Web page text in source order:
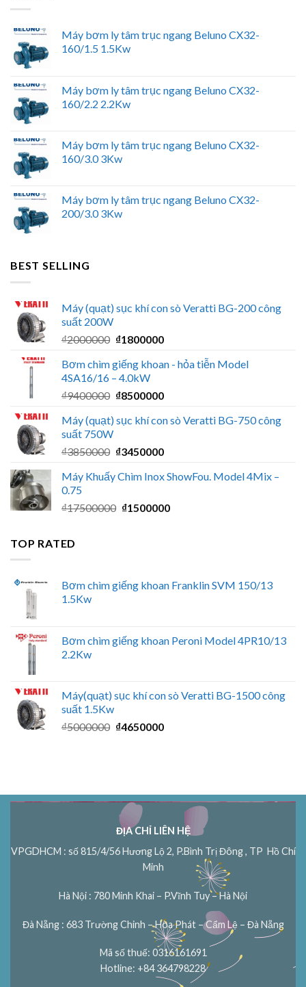
Máy bơm ly tâm trục ngang Beluno CX32-
160/1.5 1.5Kw
Máy bơm ly tâm trục ngang Beluno CX32-
160/2.2 2.2Kw
Máy bơm ly tâm trục ngang Beluno CX32-
160/3.0 3Kw
Máy bơm ly tâm trục ngang Beluno CX32-
200/3.0 3Kw
BEST SELLING
Máy (quạt) sục khí con sò Veratti BG-200 công
suất 200W
₫2000000 Giá
là:
₫2000000.
₫1800000Giá
tại
₫1800000.
Bơm chìm giếng khoan - hỏa tiễn Model
4SA16/16 – 4.0kW
₫9400000 Giá
là:
₫8500000Giá
tại
₫8500000.
Máy (quạt) sục khí con sò Veratti BG-750 công
suất 750W
₫3850000 Giá
là:
₫3450000Giá
tại
₫3450000.
Máy Khuấy Chìm Inox ShowFou. Model 4Mix –
0.75
₫17500000 Giá
₫1500000Giá
TOP RATED
Bơm chìm giếng khoan Franklin SVM 150/13
1.5Kw
Bơm chìm giếng khoan Peroni Model 4PR10/13
2.2Kw
Máy(quạt) sục khí con sò Veratti BG-1500 công
suất 1.5Kw
₫5000000 Giá
₫4650000Giá
ĐỊA CHỈ LIÊN HỆ
VPGDHCM : số 815/4/56 Hương Lộ 2, P.Bình Trị Đông , TP Hồ Chí
Minh
Hà Nội : 780 Minh Khai – P.Vĩnh Tuy – Hà Nội
Đà Nẵng : 683 Trường Chinh – Hòa Phát – Cẩm Lệ – Đà Nẵng
Mã số thuế: 0316161691
Hotline: +84 364798228